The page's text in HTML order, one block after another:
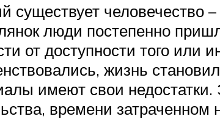
существует
люди постепенно
от доступности того или
жизнь
имеют свои
времени затраченном